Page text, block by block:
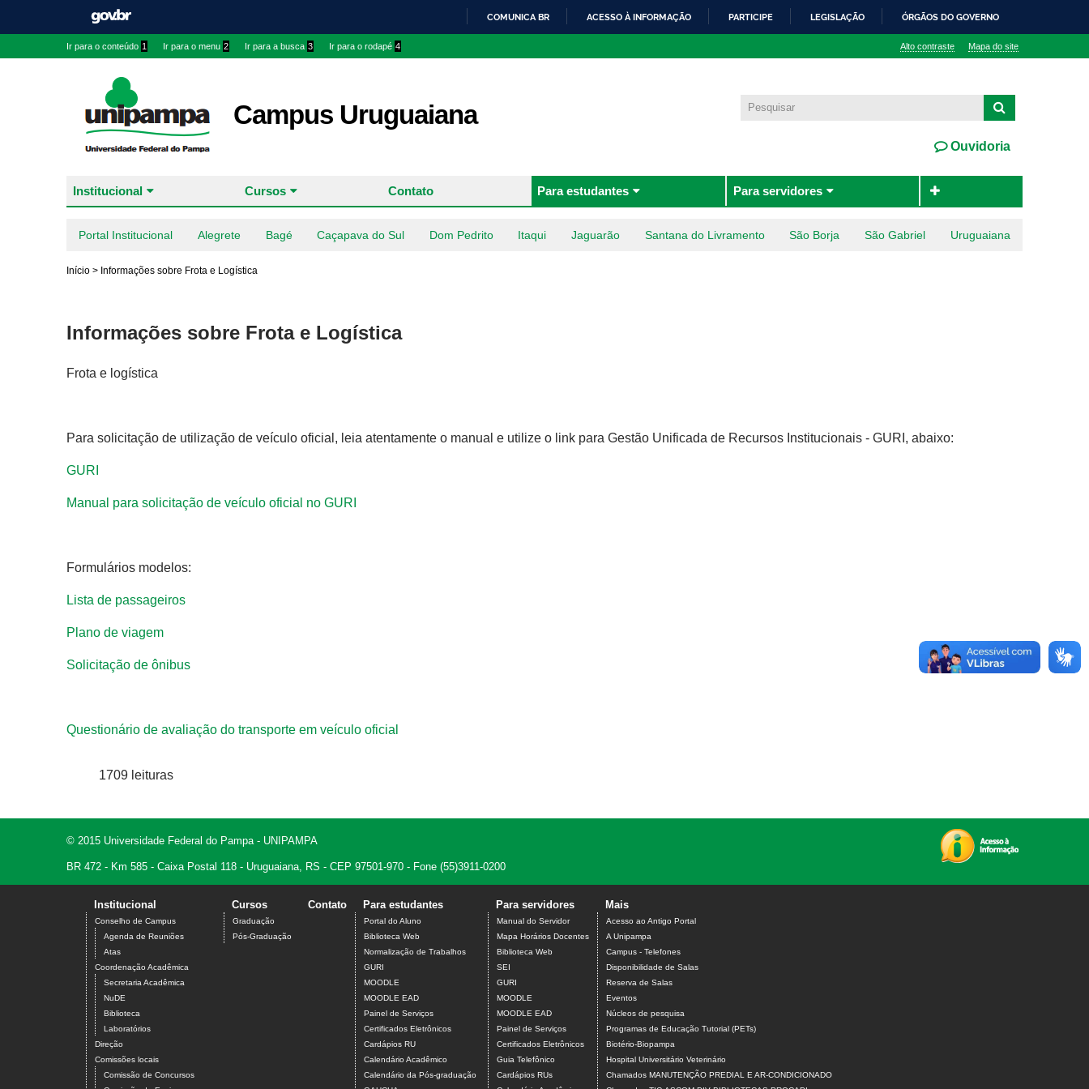
COMUNICA BR ACESSO À INFORMAÇÃO PARTICIPE LEGISLAÇÃO ÓRGÃOS DO GOVERNO
Ir para o conteúdo 1 Ir para o menu 2 Ir para a busca 3 Ir para o rodapé 4 Alto contraste Mapa do site
Campus Uruguaiana
Ouvidoria
Institucional Cursos Contato Para estudantes Para servidores
Portal Institucional Alegrete Bagé Caçapava do Sul Dom Pedrito Itaqui Jaguarão Santana do Livramento São Borja São Gabriel Uruguaiana
Início > Informações sobre Frota e Logística
Informações sobre Frota e Logística
Frota e logística
Para solicitação de utilização de veículo oficial, leia atentamente o manual e utilize o link para Gestão Unificada de Recursos Institucionais - GURI, abaixo:
GURI
Manual para solicitação de veículo oficial no GURI
Formulários modelos:
Lista de passageiros
Plano de viagem
Solicitação de ônibus
Questionário de avaliação do transporte em veículo oficial
1709 leituras
© 2015 Universidade Federal do Pampa - UNIPAMPA
BR 472 - Km 585 - Caixa Postal 118 - Uruguaiana, RS - CEP 97501-970 - Fone (55)3911-0200
Institucional
Conselho de Campus
Agenda de Reuniões
Atas
Coordenação Acadêmica
Secretaria Acadêmica
NuDE
Biblioteca
Laboratórios
Direção
Comissões locais
Comissão de Concursos
Cursos
Graduação
Pós-Graduação
Contato Para estudantes
Portal do Aluno
Biblioteca Web
Normalização de Trabalhos
GURI
MOODLE
MOODLE EAD
Painel de Serviços
Certificados Eletrônicos
Cardápios RU
Calendário Acadêmico
Calendário da Pós-graduação
Para servidores
Manual do Servidor
Mapa Horários Docentes
Biblioteca Web
SEI
GURI
MOODLE
MOODLE EAD
Painel de Serviços
Certificados Eletrônicos
Guia Telefônico
Cardápios RUs
Mais
Acesso ao Antigo Portal
A Unipampa
Campus - Telefones
Disponibilidade de Salas
Reserva de Salas
Eventos
Núcleos de pesquisa
Programas de Educação Tutorial (PETs)
Biotério-Biopampa
Hospital Universitário Veterinário
Chamados MANUTENÇÃO PREDIAL E AR-CONDICIONADO